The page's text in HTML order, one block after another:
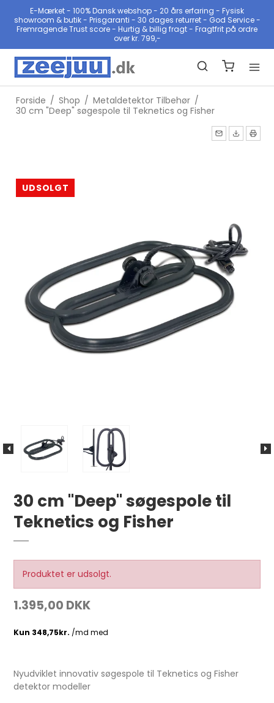
E-Mærket - 100% Dansk webshop - 20 års erfaring - Fysisk
showroom & butik - Prisgaranti - 30 dages returret - God Service -
Fremragende Trust score - Hurtig & billig fragt - Fragtfrit på ordre
over kr. 799,-
Forside / Shop / Metaldetektor Tilbehør /
30 cm "Deep" søgespole til Teknetics og Fisher
UDSOLGT
30 cm "Deep" søgespole til
Teknetics og Fisher
Produktet er udsolgt.
1.395,00 DKK
Nyudviklet innovativ søgespole til Teknetics og Fisher
detektor modeller